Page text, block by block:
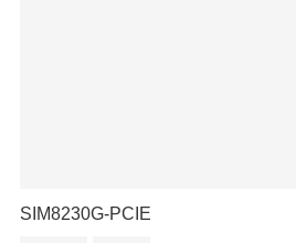
SIM8230G-PCIE